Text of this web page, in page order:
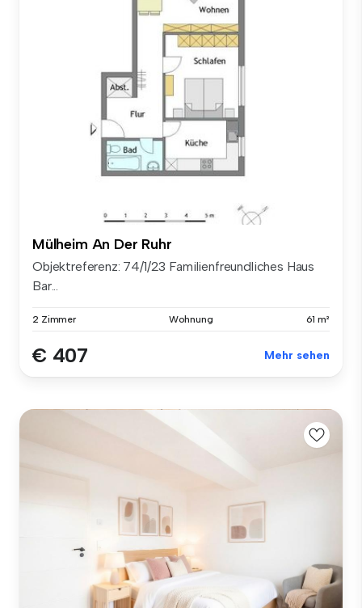
Mülheim An Der Ruhr
Objektreferenz: 74/1/23 Familienfreundliches Haus
Bar...
2 Zimmer Wohnung 61 m²
€ 407 Mehr sehen